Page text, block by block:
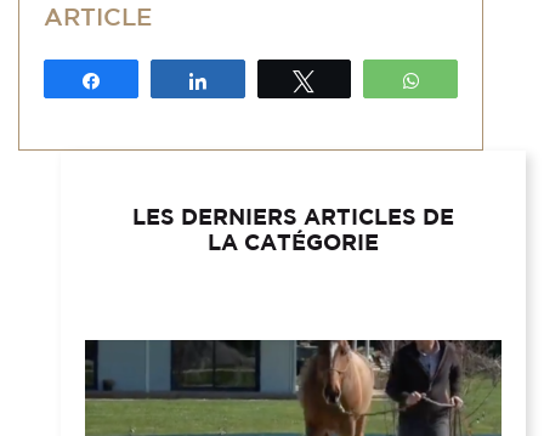
ARTICLE
LES DERNIERS ARTICLES DE
LA CATÉGORIE